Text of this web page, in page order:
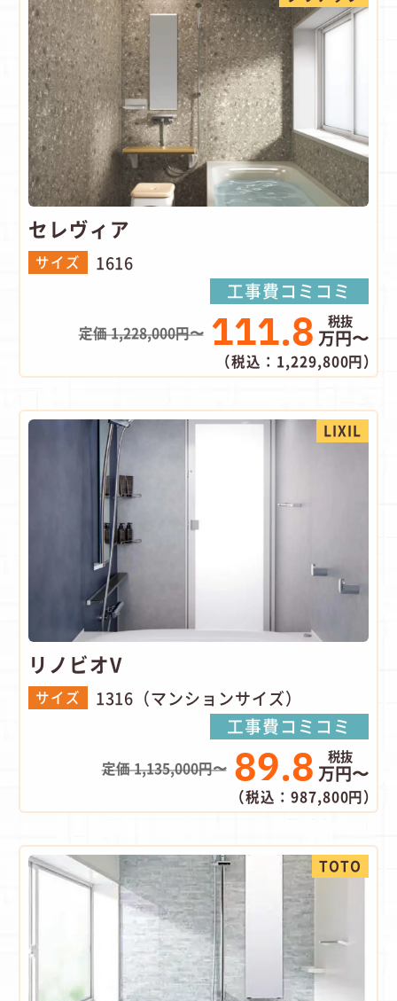
セレヴィア
サイズ 1616
工事費コミコミ
定価 1,228,000円〜 111.8 万円〜
（税込：1,229,800円）
LIXIL
リノビオV
サイズ 1316（マンションサイズ）
工事費コミコミ
定価 1,135,000円〜 89.8 万円〜
（税込：987,800円）
TOTO